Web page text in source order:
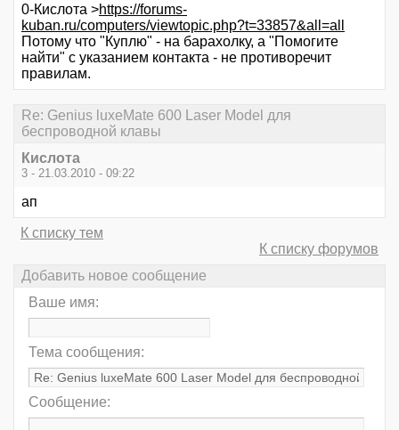
0-Кислота >https://forums-
kuban.ru/computers/viewtopic.php?t=33857&all=all
Потому что "Куплю" - на барахолку, а "Помогите
найти" с указанием контакта - не противоречит
правилам.
Re: Genius luxeMate 600 Laser Model для
беспроводной клавы
Кислота
3 - 21.03.2010 - 09:22
ап
К списку тем
К списку форумов
Добавить новое сообщение
Ваше имя:
Тема сообщения:
Сообщение: